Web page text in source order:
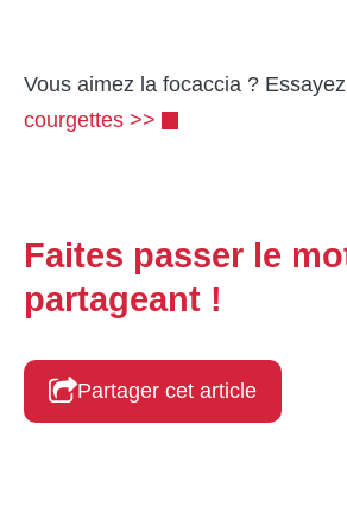
Vous aimez la focaccia ?
courgettes >>
Faites passer le
partageant !
Partager cet article